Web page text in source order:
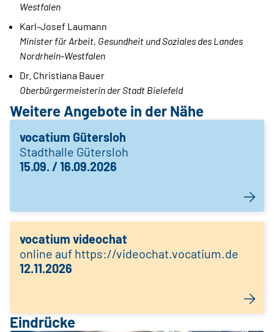
Westfalen
Karl-Josef Laumann
Minister für Arbeit, Gesundheit und Soziales des Landes
Nordrhein-Westfalen
Dr. Christiana Bauer
Oberbürgermeisterin der Stadt Bielefeld
Weitere Angebote in der Nähe
vocatium Gütersloh
Stadthalle Gütersloh
15.09. / 16.09.2026
vocatium videochat
online auf https://videochat.vocatium.de
12.11.2026
Eindrücke